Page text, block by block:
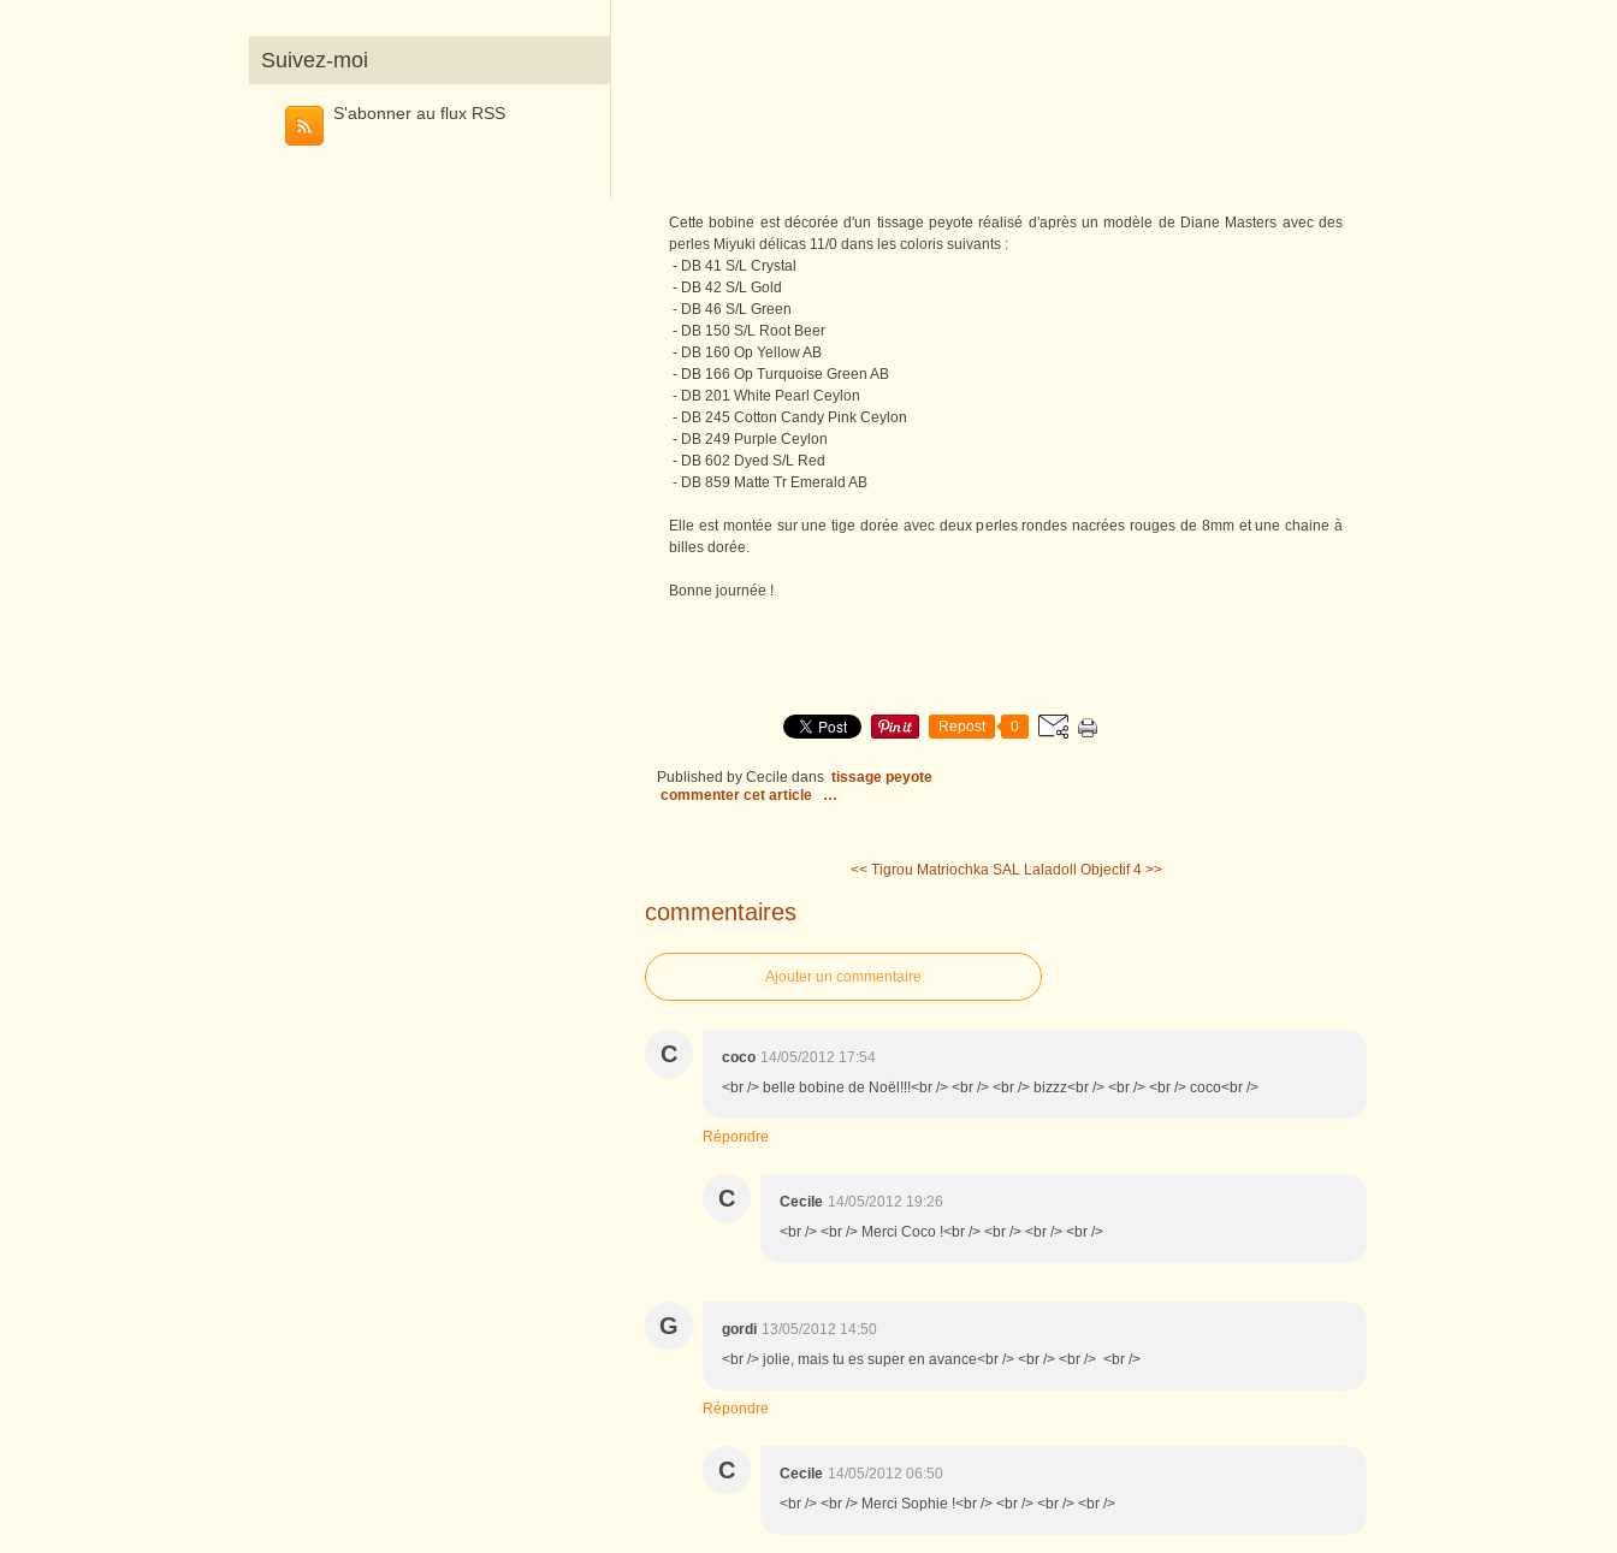
Suivez-moi
S'abonner au flux RSS
Cette bobine est décorée d'un tissage peyote réalisé d'après un modèle de Diane Masters avec des
perles Miyuki délicas 11/0 dans les coloris suivants :
- DB 41 S/L Crystal
- DB 42 S/L Gold
- DB 46 S/L Green
- DB 150 S/L Root Beer
- DB 160 Op Yellow AB
- DB 166 Op Turquoise Green AB
- DB 201 White Pearl Ceylon
- DB 245 Cotton Candy Pink Ceylon
- DB 249 Purple Ceylon
- DB 602 Dyed S/L Red
- DB 859 Matte Tr Emerald AB
Elle est montée sur une tige dorée avec deux perles rondes nacrées rouges de 8mm et une chaine à
billes dorée.
Bonne journée !
Repost 0
Published by Cecile dans tissage peyote
commenter cet article
…
<< Tigrou Matriochka SAL Laladoll Objectif 4 >>
commentaires
Ajouter un commentaire
C coco 14/05/2012 17:54
<br /> belle bobine de Noël!!!<br /> <br /> <br /> bizzz<br /> <br /> <br /> coco<br />
Répondre
C Cecile 14/05/2012 19:26
<br /> <br /> Merci Coco !<br /> <br /> <br /> <br />
G gordi 13/05/2012 14:50
<br /> jolie, mais tu es super en avance<br /> <br /> <br /> <br />
Répondre
C Cecile 14/05/2012 06:50
<br /> <br /> Merci Sophie !<br /> <br /> <br /> <br />